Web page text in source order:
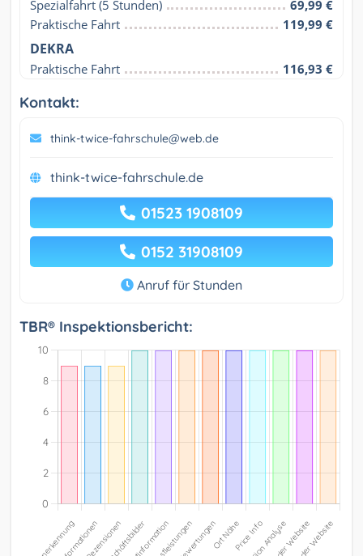
Spezialfahrt (5 Stunden)
69,99 €
Praktische Fahrt
119,99 €
DEKRA
Praktische Fahrt 116,93 €
Kontakt:
think-twice-fahrschule@web.de
think-twice-fahrschule.de
01523 1908109
0152 31908109
Anruf für Stunden
TBR® Inspektionsbericht: